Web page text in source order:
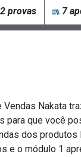
2 provas 7
Vendas Nakata
para que você
dos produtos
e o módulo 1